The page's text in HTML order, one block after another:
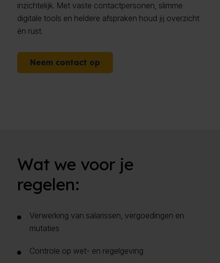
inzichtelijk. Met vaste contactpersonen, slimme
digitale tools en heldere afspraken houd jij overzicht
én rust.
Neem contact op
Wat we voor je
regelen:
Verwerking van salarissen, vergoedingen en
mutaties
Controle op wet- en regelgeving